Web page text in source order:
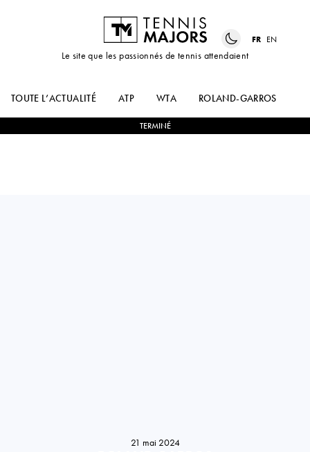
Le site que les passionnés de tennis attendaient
FR EN
TOUTE L’ACTUALITÉ ATP WTA ROLAND-GARROS
TERMINÉ
21 mai 2024